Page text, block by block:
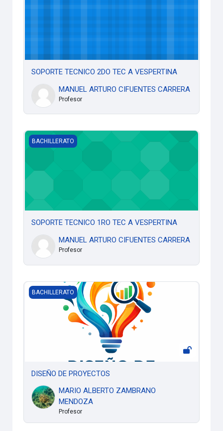
SOPORTE TECNICO 2DO TEC A VESPERTINA
MANUEL ARTURO CIFUENTES CARRERA
Profesor
SOPORTE TECNICO 1RO TEC A VESPERTINA
BACHILLERATO
SOPORTE TECNICO 1RO TEC A VESPERTINA
MANUEL ARTURO CIFUENTES CARRERA
Profesor
DISEÑO DE PROYECTOS
BACHILLERATO
DISEÑO DE PROYECTOS
MARIO ALBERTO ZAMBRANO
MENDOZA
Profesor